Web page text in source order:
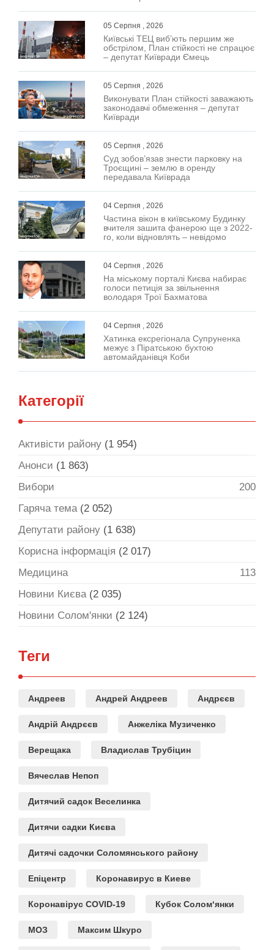
05 Серпня , 2026
Київські ТЕЦ виб’ють першим же
обстрілом, План стійкості не спрацює
– депутат Київради Ємець
05 Серпня , 2026
Виконувати План стійкості заважають
законодавчі обмеження – депутат
Київради
05 Серпня , 2026
Суд зобов’язав знести парковку на
Троєщині – землю в оренду
передавала Київрада
04 Серпня , 2026
Частина вікон в київському Будинку
вчителя зашита фанерою ще з 2022-
го, коли відновлять – невідомо
04 Серпня , 2026
На міському порталі Києва набирає
голоси петиція за звільнення
володаря Трої Бахматова
04 Серпня , 2026
Хатинка ексрегіонала Супруненка
межує з Піратською бухтою
автомайданівця Коби
Категорії
Активісти району (1 954)
Анонси (1 863)
Вибори
200
Гаряча тема(2 052)
Депутати району (1 638)
Корисна інформація (2 017)
Медицина
113
Новини Києва(2 035)
Новини Солом'янки (2 124)
Теги
Андреев Андрей Андреев Андрєєв
Андрій Андрєєв Анжеліка Музиченко
Верещака Владислав Трубіцин
Вячеслав Непоп
Дитячий садок Веселинка
Дитячи садки Києва
Дитячі садочки Соломянського району
Епіцентр Коронавирус в Киеве
Коронавірус COVID-19 Кубок Солом‘янки
МОЗ Максим Шкуро